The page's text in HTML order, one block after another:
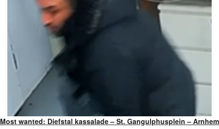
Most wanted: Diefstal kassalade – St. Gangulphusplein – Arnhem